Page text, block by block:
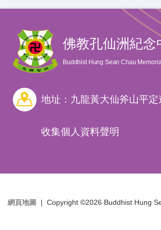
佛教孔仙洲紀念
Buddhist Hung Sean Chau
地址：九龍黃大仙斧山平定
收集個人資料聲明
網頁地圖 | Copyright ©2026 Buddhist Hung